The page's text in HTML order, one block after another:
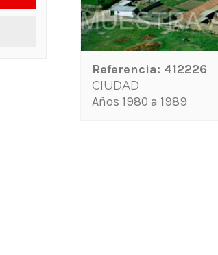
Referencia: 412226
CIUDAD
Años 1980 a 1989